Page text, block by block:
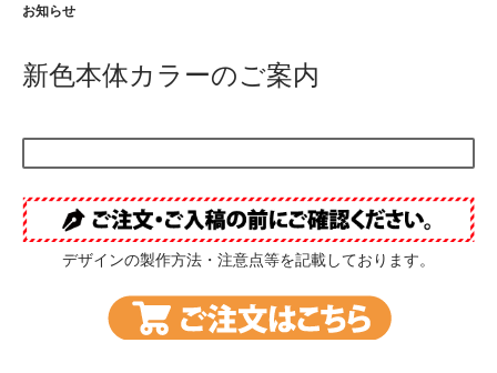
お知らせ
新色本体カラーのご案内
デザインの製作方法・注意点等を記載しております。